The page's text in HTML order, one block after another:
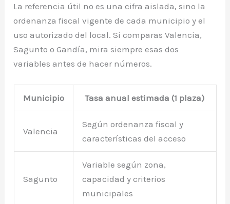
La referencia útil no es una cifra aislada, sino la
ordenanza fiscal vigente de cada municipio y el
uso autorizado del local. Si comparas Valencia,
Sagunto o Gandía, mira siempre esas dos
variables antes de hacer números.
Municipio Tasa anual estimada (1 plaza)
Valencia
Según ordenanza fiscal y
características del acceso
Sagunto
Variable según zona,
capacidad y criterios
municipales